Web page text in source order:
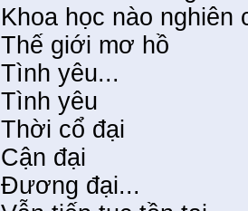
Khoa học nào nghiên
Thế giới mơ hồ
Tình yêu...
Tình yêu
Thời cổ đại
Cận đại
Đương đại...